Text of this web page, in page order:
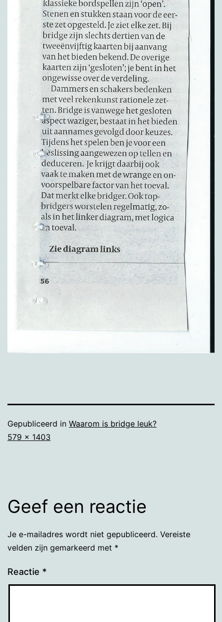
Gepubliceerd in Waarom is bridge leuk?
Volledige
579 × 1403
Geef een reactie
Je e-mailadres wordt niet gepubliceerd. Vereiste
velden zijn gemarkeerd met *
Reactie *